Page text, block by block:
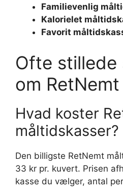
Familievenlig
Kalorielet
Favorit
Ofte stillede
om RetNemt
Hvad koster
måltidskasser?
Den billigste RetNemt
33 kr pr. kuvert. Prisen
kasse du vælger, antal